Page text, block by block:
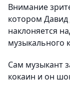
Внимание
котором
наклоняется
музыкального
Сам музыкант
кокаин и он